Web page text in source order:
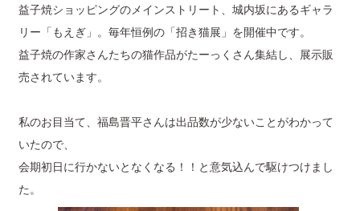
益子焼ショッピングのメインストリート、城内坂にあるギャラ
リー「もえぎ」。毎年恒例の「招き猫展」を開催中です。
益子焼の作家さんたちの猫作品がたーっくさん集結し、展示販
売されています。
私のお目当て、福島晋平さんは出品数が少ないことがわかって
いたので、
会期初日に行かないとなくなる！！と意気込んで駆けつけまし
た。